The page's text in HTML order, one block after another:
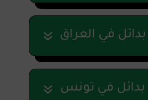
بدائل في العراق
بدائل في تونس